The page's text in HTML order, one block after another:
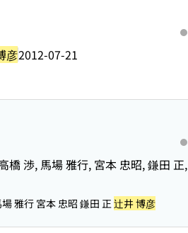
彦2012-07-21
橋 渉, 馬場 雅行, 宮本 忠昭, 鎌田 正,
雅行 宮本 忠昭 鎌田 正辻井 博彦